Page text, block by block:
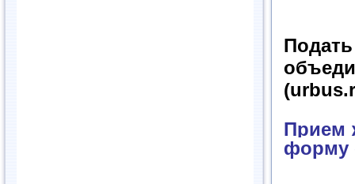
Прием
форму